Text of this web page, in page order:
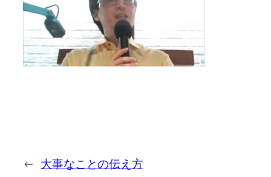
← 大事なことの伝え方